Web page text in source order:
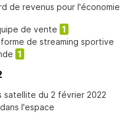
de revenus pour l'économie
de vente 1
de streaming sportive
1
satellite du 2 février 2022
l'espace